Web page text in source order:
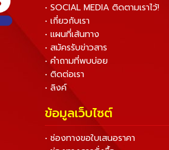
• SOCIAL MEDIA ติดตามเราไว้!
• เกี่ยวกับเรา
• แผนที่เส้นทาง
• สมัครรับข่าวสาร
• คำถามที่พบบ่อย
• ติดต่อเรา
• ลิงค์
ข้อมูลเว็บไซต์
• ช่องทางขอใบเสนอราคา